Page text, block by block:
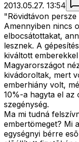
2013.05.27. 13:54
"Rövidtávon persze
Amennyiben nincs
elbocsátottakat,
lesznek. A
kiváltott
Magyarországot
kivádoroltak, mert
emberhiány volt,
10%-a hagyta el az
szegénység.
Ma mi tudná
embertömeget? Mi
egységnyi bérre